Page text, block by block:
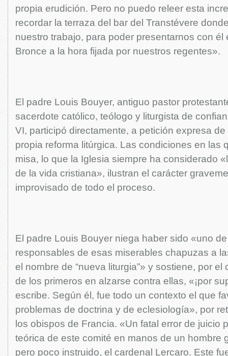
propia erudición. Pero no puedo releer esta
recordar la terraza del bar del Transtévere
nuestro trabajo, para poder presentarnos con él
Bronce a la hora fijada por nuestros regentes».
El padre Louis Bouyer, antiguo pastor
sacerdote católico, teólogo y liturgista de
VI, participó directamente, a petición expresa
propia reforma litúrgica. Las condiciones en las
misa, lo que la Iglesia siempre ha considerado
de la vida cristiana», ilustran el carácter
improvisado de todo el proceso.
El padre Louis Bouyer niega haber sido «uno
responsables de esas miserables chapuzas a
el nombre de “nueva liturgia”» y sostiene, por el
de los primeros en alzarse contra ellas, «¡por
escribe. Según él, fue todo un contexto el que
problemas de doctrina y de eclesiología», por
los obispos de Francia. «Un fatal error de juicio
teórica de este comité en manos de un hombre
pero poco instruido, el cardenal Lercaro. Este